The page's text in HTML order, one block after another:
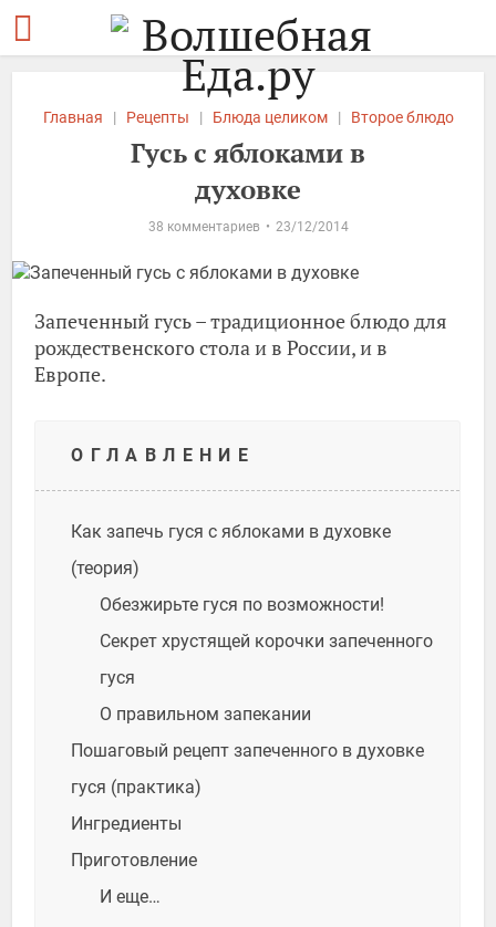
Главная | Рецепты | Блюда целиком | Второе блюдо
Гусь с яблоками в
духовке
38 комментариев 23/12/2014
Запеченный гусь – традиционное блюдо для
рождественского стола и в России, и в
Европе.
ОГЛАВЛЕНИЕ
Как запечь гуся с яблоками в духовке
(теория)
Обезжирьте гуся по возможности!
Секрет хрустящей корочки запеченного
гуся
О правильном запекании
Пошаговый рецепт запеченного в духовке
гуся (практика)
Ингредиенты
Приготовление
И еще…